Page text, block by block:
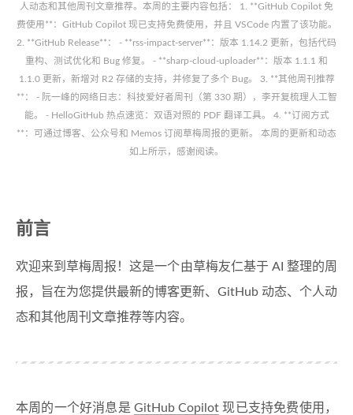
人动态和其他周刊文章推荐。本周的主要内容包括： 1. **GitHub Copilot 免
费使用**：GitHub Copilot 现已支持免费使用，并且 VSCode 内置了该功能。
2. **GitHub Release**： - **rss-impact-server**：版本 1.14.2 更新，包括代码
重构、测试优化和 Bug 修复。 - **sharp-cloud-uploader**：版本 1.1.1 和
1.1.0 更新，新增对 R2 存储的支持，并修复了多个 Bug。 3. **其他周刊推荐
**： - 阮一峰的网络日志：科技爱好者周刊（第 330 期），李开复梳理人工智
能。 - HelloGitHub 热点速览：双语对照的 PDF 翻译工具。 4. **订阅方式
**：可通过博客、公众号和 Memos 订阅草梅周报的更新。 本周的更新和动态
如上所示，感谢阅读。
前言
欢迎来到草梅周报！这是一个由草梅友仁基于 AI 整理的周
报，旨在为您提供最新的博客更新、GitHub 动态、个人动
态和其他周刊文章推荐等内容。
本周的一个好消息是 GitHub Copilot 现已支持免费使用，